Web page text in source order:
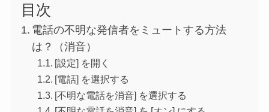
目次
電話の不明な発信者をミュートする方法
は？（消音）
[設定] を開く
[電話] を選択する
[不明な電話を消音] を選択する